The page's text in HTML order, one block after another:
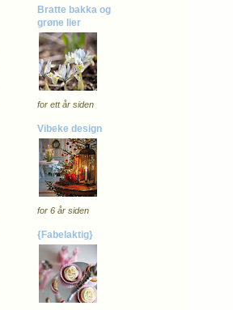
Bratte bakka og
grøne lier
for ett år siden
Vibeke design
for 6 år siden
{Fabelaktig}